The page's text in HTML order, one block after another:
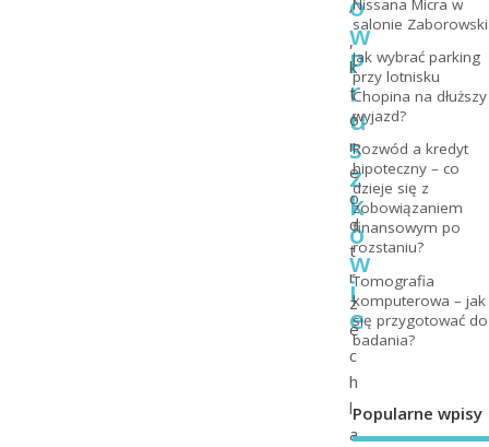
w
P
r
u
s
z
k
o
w
i
e
’
,
k
t
ó
r
e
o
d
t
r
z
e
c
h
l
a
Nissana Micra w
salonie Zaborowski
Jak wybrać parking
przy lotnisku
Chopina na dłuższy
wyjazd?
Rozwód a kredyt
hipoteczny – co
dzieje się z
zobowiązaniem
finansowym po
rozstaniu?
Tomografia
komputerowa – jak
się przygotować do
badania?
Popularne wpisy